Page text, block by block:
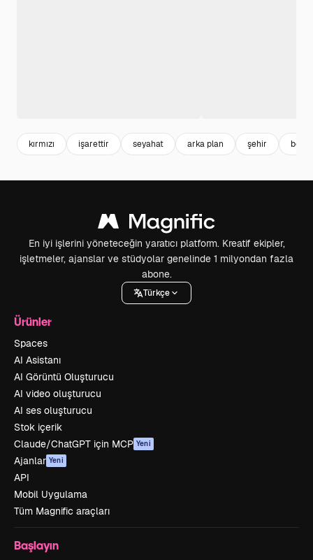
kırmızı işarettir seyahat arka plan şehir beyaz
En iyi işlerini yöneteceğin yaratıcı platform. Kreatif ekipler,
işletmeler, ajanslar ve stüdyolar genelinde 1 milyondan fazla
abone.
Türkçe
Ürünler
Spaces
AI Asistanı
AI Görüntü Oluşturucu
AI video oluşturucu
AI ses oluşturucu
Stok içerik
Claude/ChatGPT için MCP Yeni
Ajanlar Yeni
API
Mobil Uygulama
Tüm Magnific araçları
Başlayın